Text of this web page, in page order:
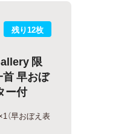
残り12枚
限
首 早おぼ
ー付
（早おぼえ表